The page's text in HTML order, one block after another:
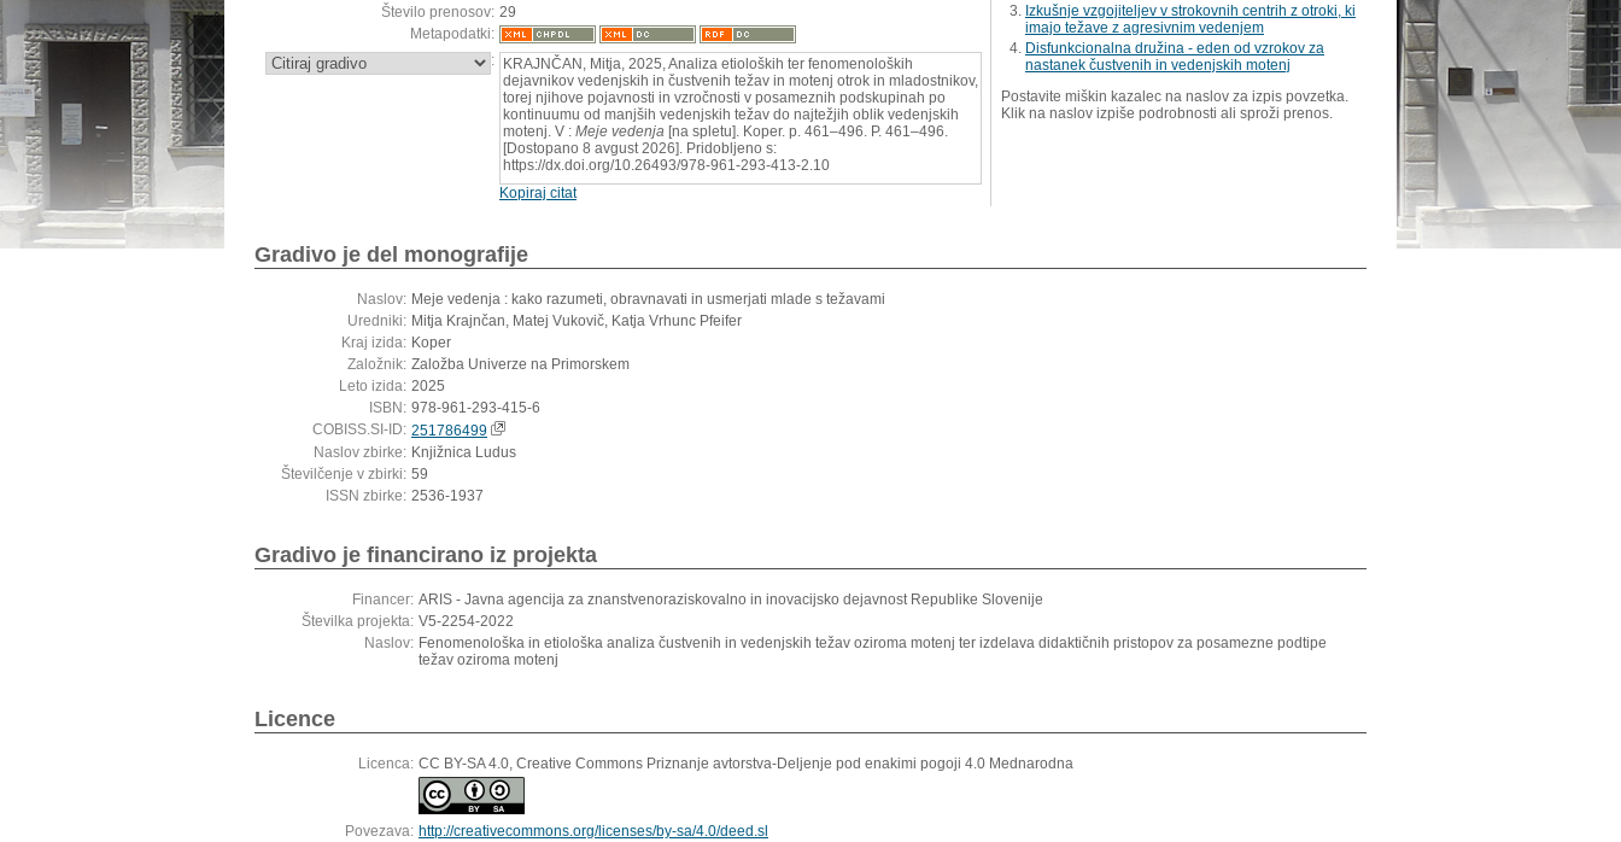
Število prenosov: 29
Metapodatki:
: KRAJNČAN, Mitja, 2025, Analiza etioloških ter fenomenoloških
dejavnikov vedenjskih in čustvenih težav in motenj otrok in mladostnikov,
torej njihove pojavnosti in vzročnosti v posameznih podskupinah po
kontinuumu od manjših vedenjskih težav do najtežjih oblik vedenjskih
motenj. V : Meje vedenja [na spletu]. Koper. p. 461–496. P. 461–496.
[Dostopano 8 avgust 2026]. Pridobljeno s:
https://dx.doi.org/10.26493/978-961-293-413-2.10
Kopiraj citat
Izkušnje vzgojiteljev v strokovnih centrih z otroki, ki
imajo težave z agresivnim vedenjem
Disfunkcionalna družina - eden od vzrokov za
nastanek čustvenih in vedenjskih motenj
Postavite miškin kazalec na naslov za izpis povzetka.
Klik na naslov izpiše podrobnosti ali sproži prenos.
Gradivo je del monografije
Naslov: Meje vedenja : kako razumeti, obravnavati in usmerjati mlade s težavami
Uredniki: Mitja Krajnčan, Matej Vukovič, Katja Vrhunc Pfeifer
Kraj izida: Koper
Založnik: Založba Univerze na Primorskem
Leto izida: 2025
ISBN: 978-961-293-415-6
COBISS.SI-ID: 251786499
Naslov zbirke: Knjižnica Ludus
Številčenje v zbirki: 59
ISSN zbirke: 2536-1937
Gradivo je financirano iz projekta
Financer: ARIS - Javna agencija za znanstvenoraziskovalno in inovacijsko dejavnost Republike Slovenije
Številka projekta: V5-2254-2022
Naslov: Fenomenološka in etiološka analiza čustvenih in vedenjskih težav oziroma motenj ter izdelava didaktičnih pristopov za posamezne podtipe
težav oziroma motenj
Licence
Licenca: CC BY-SA 4.0, Creative Commons Priznanje avtorstva-Deljenje pod enakimi pogoji 4.0 Mednarodna
Povezava: http://creativecommons.org/licenses/by-sa/4.0/deed.sl